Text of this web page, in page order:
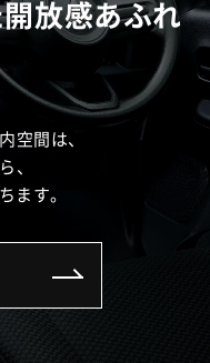
放感あふれ
空間は、
、
ます。